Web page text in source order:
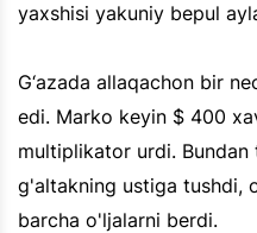
yaxshisi yakuniy bepul
G‘azada allaqachon bir
edi. Marko keyin $ 400
multiplikator urdi.
g'altakning ustiga tushdi,
barcha o'ljalarni berdi.